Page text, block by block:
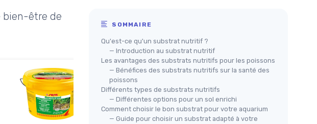
bien-être de
SOMMAIRE
Qu'est-ce qu'un substrat nutritif ?
— Introduction au substrat nutritif
Les avantages des substrats nutritifs pour les poissons
— Bénéfices des substrats nutritifs sur la santé des
poissons
Différents types de substrats nutritifs
— Différentes options pour un sol enrichi
Comment choisir le bon substrat pour votre aquarium
— Guide pour choisir un substrat adapté à votre